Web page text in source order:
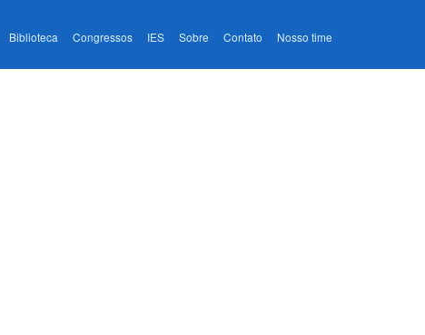
Biblioteca Congressos IES Sobre Contato Nosso time